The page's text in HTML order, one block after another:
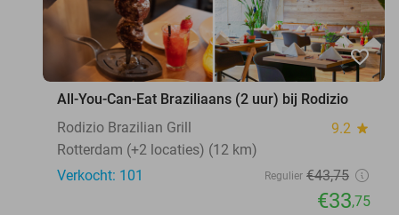
favorite_border
All-You-Can-Eat Braziliaans (2 uur) bij Rodizio
Rodizio Brazilian Grill
9.2 star
Rotterdam (+2 locaties) (12 km)
Verkocht: 101
Regulier €43,75
€33,75